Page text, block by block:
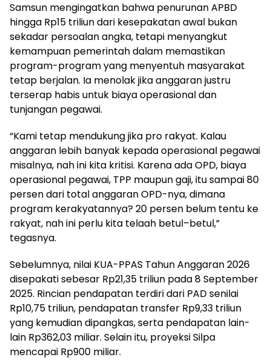
Samsun mengingatkan bahwa penurunan APBD
hingga Rp15 triliun dari kesepakatan awal bukan
sekadar persoalan angka, tetapi menyangkut
kemampuan pemerintah dalam memastikan
program-program yang menyentuh masyarakat
tetap berjalan. Ia menolak jika anggaran justru
terserap habis untuk biaya operasional dan
tunjangan pegawai.
“Kami tetap mendukung jika pro rakyat. Kalau
anggaran lebih banyak kepada operasional pegawai
misalnya, nah ini kita kritisi. Karena ada OPD, biaya
operasional pegawai, TPP maupun gaji, itu sampai 80
persen dari total anggaran OPD-nya, dimana
program kerakyatannya? 20 persen belum tentu ke
rakyat, nah ini perlu kita telaah betul–betul,”
tegasnya.
Sebelumnya, nilai KUA-PPAS Tahun Anggaran 2026
disepakati sebesar Rp21,35 triliun pada 8 September
2025. Rincian pendapatan terdiri dari PAD senilai
Rp10,75 triliun, pendapatan transfer Rp9,33 triliun
yang kemudian dipangkas, serta pendapatan lain-
lain Rp362,03 miliar. Selain itu, proyeksi Silpa
mencapai Rp900 miliar.